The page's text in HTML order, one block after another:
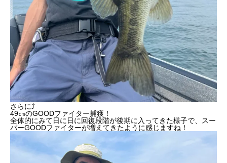
さらに⤴︎
49㎝のGOODファイター捕獲！
全体的にみて日に日に回復段階が後期に入ってきた様子で、スー
パーGOODファイターが増えてきたように感じますね！